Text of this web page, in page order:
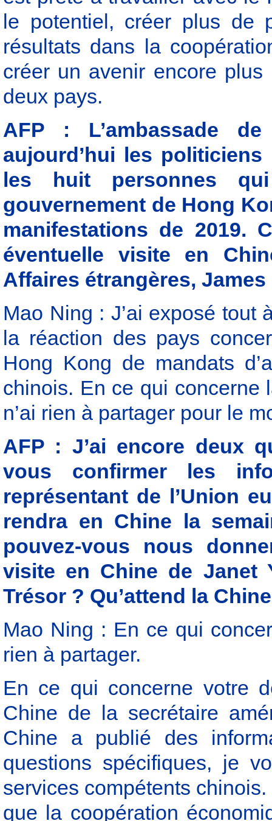
le potentiel, créer plus de
résultats dans la
créer un avenir encore
deux pays.
AFP : L’ambassade
aujourd’hui les
les huit personnes
gouvernement de Hong
manifestations de 2019.
éventuelle visite en
Affaires étrangères,
Mao Ning : J’ai exposé tout
la réaction des pays
Hong Kong de mandats
chinois. En ce qui concerne
n’ai rien à partager pour le
AFP : J’ai encore deux
vous confirmer les
représentant de l’Union
rendra en Chine la
pouvez-vous nous
visite en Chine de Janet
Trésor ? Qu’attend la
Mao Ning : En ce qui
rien à partager.
En ce qui concerne votre
Chine de la secrétaire
Chine a publié des
questions spécifiques, je
services compétents
que la coopération